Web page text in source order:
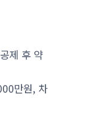
제 후 약
만원, 차